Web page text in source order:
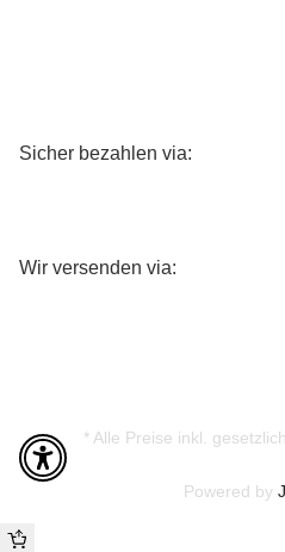
Sicher bezahlen via:
Wir versenden via:
* Alle Preise inkl.
Powered by